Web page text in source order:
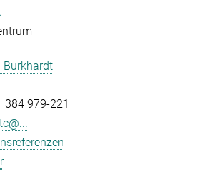
Burkhardt
384 979-221